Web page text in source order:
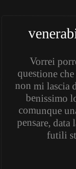
Vorrei
questione
non mi lascia
benissimo
comunque
pensare,
futili